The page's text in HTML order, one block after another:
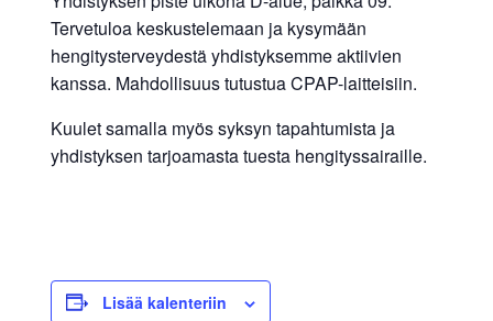
Tervetuloa keskustelemaan ja kysymään
hengitysterveydestä yhdistyksemme aktiivien
kanssa. Mahdollisuus tutustua CPAP-laitteisiin.
Kuulet samalla myös syksyn tapahtumista ja
yhdistyksen tarjoamasta tuesta hengityssairaille.
Lisää kalenteriin